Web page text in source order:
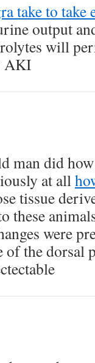
take to take
output
will
AKI
man did
at all
tissue
these
were
of the dorsal